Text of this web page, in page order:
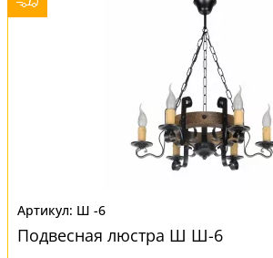
Ш -6
Подвесная люстра Ш Ш-6